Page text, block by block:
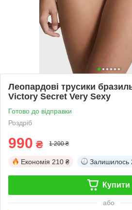
Леопардові трусики
Victory Secret Very Sexy
Готово до відправки
Роздріб
990 ₴ 1 200 ₴
Економія 210 ₴ Залишилось
Купити
або